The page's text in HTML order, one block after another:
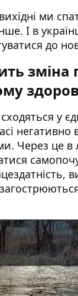
ми
І в
до
зміна
у
негативно
Через це